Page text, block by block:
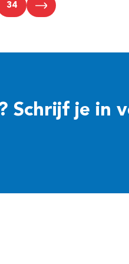
34
Schrijf je in